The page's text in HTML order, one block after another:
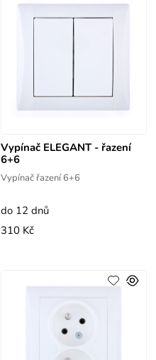
Vypínač ELEGANT - řazení
6+6
Vypínač řazení 6+6
do 12 dnů
310 Kč